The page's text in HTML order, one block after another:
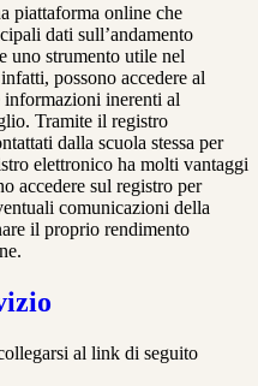
piattaforma online che
dati sull’andamento
uno strumento utile nel
possono accedere al
inerenti al
Tramite il registro
dalla scuola stessa per
elettronico ha molti vantaggi
accedere sul registro per
comunicazioni della
il proprio rendimento
al link di seguito